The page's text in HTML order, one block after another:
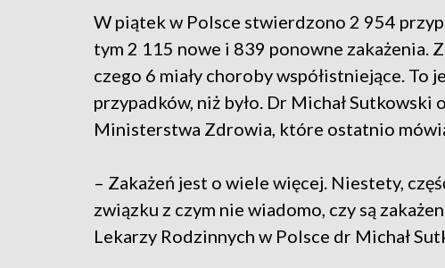
W piątek w Polsce stwierdzono 2 954
tym 2 115 nowe i 839 ponowne zakażenia.
czego 6 miały choroby współistniejące. To
przypadków, niż było. Dr Michał Sutkowski
Ministerstwa Zdrowia, które ostatnio
– Zakażeń jest o wiele więcej. Niestety,
związku z czym nie wiadomo, czy są
Lekarzy Rodzinnych w Polsce dr Michał